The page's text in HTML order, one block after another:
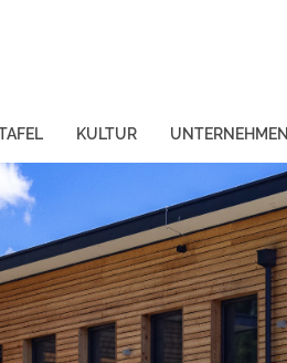
KULTUR UNTERNEHMEN